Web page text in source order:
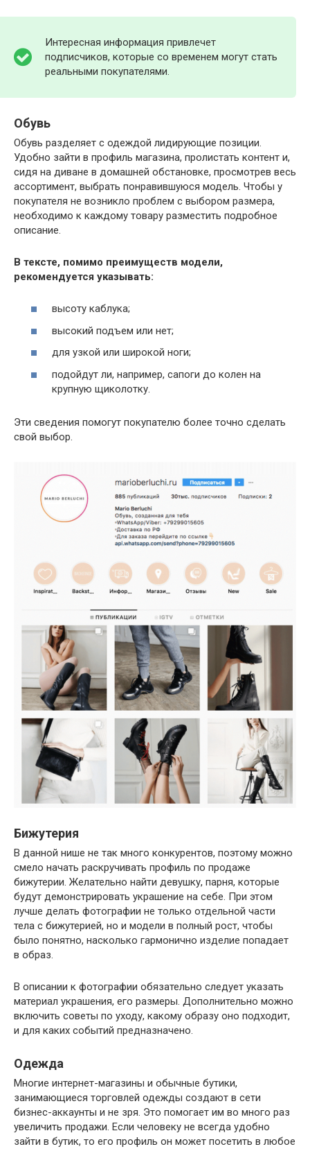
Интересная информация привлечет
подписчиков, которые со временем могут стать
реальными покупателями.
Обувь
Обувь разделяет с одеждой лидирующие позиции.
Удобно зайти в профиль магазина, пролистать контент и,
сидя на диване в домашней обстановке, просмотрев весь
ассортимент, выбрать понравившуюся модель. Чтобы у
покупателя не возникло проблем с выбором размера,
необходимо к каждому товару разместить подробное
описание.
В тексте, помимо преимуществ модели,
рекомендуется указывать:
высоту каблука;
высокий подъем или нет;
для узкой или широкой ноги;
подойдут ли, например, сапоги до колен на
крупную щиколотку.
Эти сведения помогут покупателю более точно сделать
свой выбор.
Бижутерия
В данной нише не так много конкурентов, поэтому можно
смело начать раскручивать профиль по продаже
бижутерии. Желательно найти девушку, парня, которые
будут демонстрировать украшение на себе. При этом
лучше делать фотографии не только отдельной части
тела с бижутерией, но и модели в полный рост, чтобы
было понятно, насколько гармонично изделие попадает
в образ.
В описании к фотографии обязательно следует указать
материал украшения, его размеры. Дополнительно можно
включить советы по уходу, какому образу оно подходит,
и для каких событий предназначено.
Одежда
Многие интернет-магазины и обычные бутики,
занимающиеся торговлей одежды создают в сети
бизнес-аккаунты и не зря. Это помогает им во много раз
увеличить продажи. Если человеку не всегда удобно
зайти в бутик, то его профиль он может посетить в любое